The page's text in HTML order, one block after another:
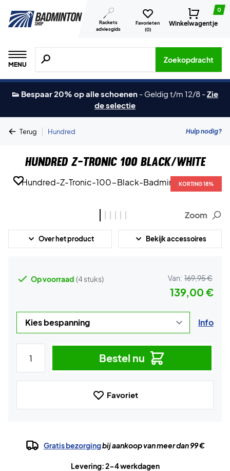
Rackets
adviesgids
Favorieten
(0)
0
Winkelwagentje
MENU
Zoeken naar producten, merken etc.
Zoekopdracht
👟 Bespaar 20% op alle schoenen - Geldig t/m 12/8 -Zie
de selectie
Terug | Hundred Hulp nodig?
Hundred Z-Tronic 100 Black/White
KORTING 18%
KORTING 18%
KORTING 18%
KORTING 18%
KORTING 18%
KORTING 18%
Zoom
Over het product Bekijk accessoires
Op voorraad (4 stuks) Van: 169,95 €
139,00 €
Info
Bestel nu
Favoriet
Gratis bezorgingbij aankoop van meer dan 99 €
Levering: 2-4 werkdagen